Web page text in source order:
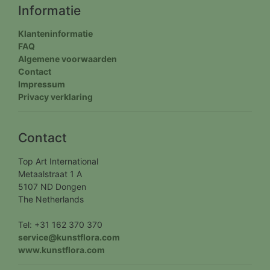
Informatie
Klanteninformatie
FAQ
Algemene voorwaarden
Contact
Impressum
Privacy verklaring
Contact
Top Art International
Metaalstraat 1 A
5107 ND Dongen
The Netherlands
Tel: +31 162 370 370
service@kunstflora.com
www.kunstflora.com